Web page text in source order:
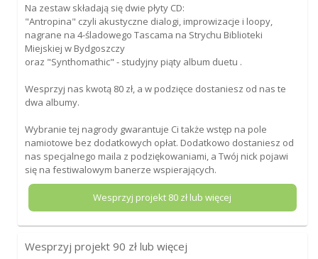
Na zestaw składają się dwie płyty CD:
"Antropina" czyli akustyczne dialogi, improwizacje i loopy,
nagrane na 4-śladowego Tascama na Strychu Biblioteki
Miejskiej w Bydgoszczy
oraz "Synthomathic" - studyjny piąty album duetu .
Wesprzyj nas kwotą 80 zł, a w podzięce dostaniesz od nas te
dwa albumy.
Wybranie tej nagrody gwarantuje Ci także wstęp na pole
namiotowe bez dodatkowych opłat. Dodatkowo dostaniesz od
nas specjalnego maila z podziękowaniami, a Twój nick pojawi
się na festiwalowym banerze wspierających.
Wesprzyj projekt 80 zł lub więcej
Wesprzyj projekt 90 zł lub więcej